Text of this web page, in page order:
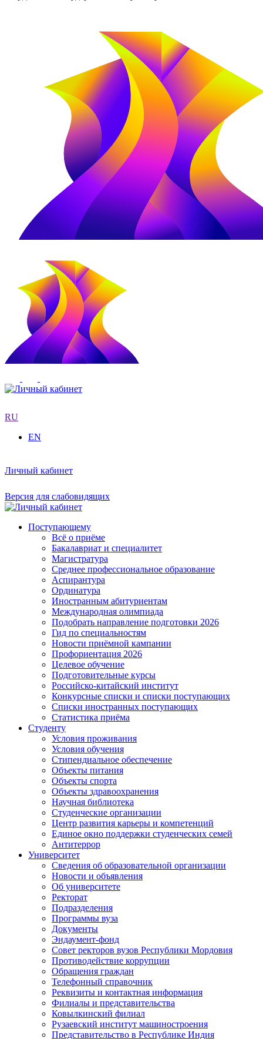
RU
EN
Личный кабинет
Версия для слабовидящих
Поступающему
Всё о приёме
Бакалавриат и специалитет
Магистратура
Среднее профессиональное образование
Аспирантура
Ординатура
Иностранным абитуриентам
Международная олимпиада
Подобрать направление подготовки 2026
Гид по специальностям
Новости приёмной кампании
Профориентация 2026
Целевое обучение
Подготовительные курсы
Российско-китайский институт
Конкурсные списки и списки поступающих
Списки иностранных поступающих
Статистика приёма
Студенту
Условия проживания
Условия обучения
Стипендиальное обеспечение
Объекты питания
Объекты спорта
Объекты здравоохранения
Научная библиотека
Студенческие организации
Центр развития карьеры и компетенций
Единое окно поддержки студенческих семей
Антитеррор
Университет
Сведения об образовательной организации
Новости и объявления
Об университете
Ректорат
Подразделения
Программы вуза
Документы
Эндаумент-фонд
Совет ректоров вузов Республики Мордовия
Противодействие коррупции
Обращения граждан
Телефонный справочник
Реквизиты и контактная информация
Филиалы и представительства
Ковылкинский филиал
Рузаевский институт машиностроения
Представительство в Республике Индия